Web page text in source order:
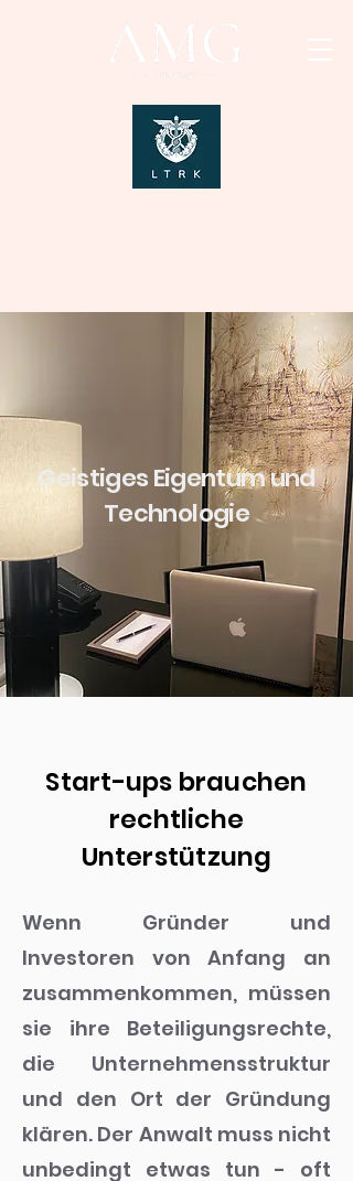
Geistiges Eigentum und
Technologie
Start-ups brauchen
rechtliche
Unterstützung
Wenn Gründer und
Investoren von Anfang an
zusammenkommen, müssen
sie ihre Beteiligungsrechte,
die Unternehmensstruktur
und den Ort der Gründung
klären. Der Anwalt muss nicht
unbedingt etwas tun - oft